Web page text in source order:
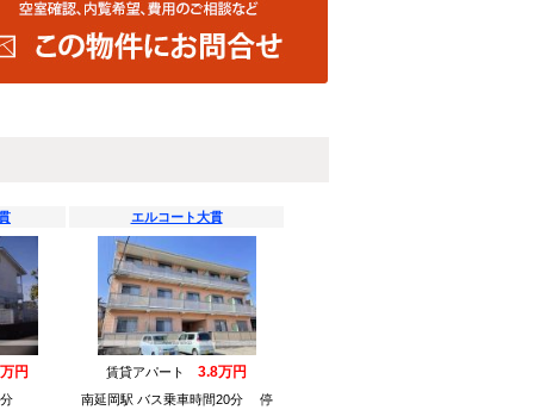
円
エルコート大貫
賃貸アパート 3.8万円
南延岡駅 バス乗車時間20分 停